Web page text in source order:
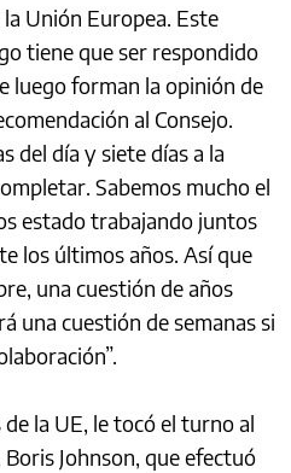
Unión Europea. Este
tiene que ser respondido
luego forman la opinión de
al Consejo.
del día y siete días a la
Sabemos mucho el
estado trabajando juntos
los últimos años. Así que
una cuestión de años
una cuestión de semanas si
la UE, le tocó el turno al
Johnson, que efectuó